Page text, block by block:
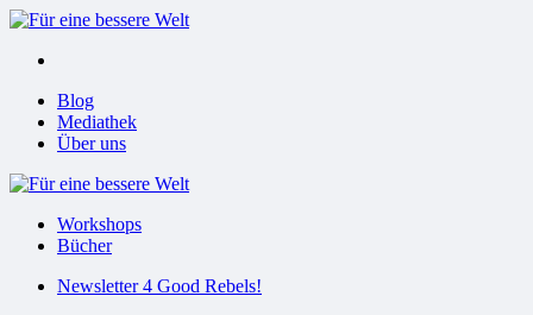
Menu
Menu
Blog
Mediathek
Über uns
Für
Workshops
Bücher
SuchenNewsletter 4 Good Rebels!